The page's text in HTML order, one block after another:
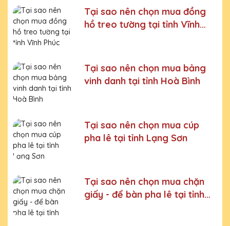
Bước 5: Gửi hàng cho khách
Bước 6: Gọi điện xác nhận với khách hàng
Chúng tôi luôn tuân thủ quy trình làm việc chuyên nghiệp
Kỷ niệm chương pha lê uy tín, chất lượng số một thị
trường Miền Bắc
Chúng tôi là đơn vị sản xuất trực tiếp, uy tín, giá rẻ. Nhận
sản xuất theo ý tưởng của khách hàng.
Quà tặng Cúp Pha Lê Hà Nội QTG cung cấp tới Quý
khách hàng thành phẩm bao gồm hộp xi lót lụa vàng,
với 2 màu lựa chọn xanh hoặc đỏ làm tăng thêm tính
trang trọng cho sản phẩm.
Sản phẩm được làm từ chất liệu pha lê vô cùng tinh tế,
sang trọng, gửi đến người nhận những ý nghĩa to lớn:
- Vinh danh cá nhân, tập thể đạt thành tích xuất sắc
Tại sao nên chọn mua đồng
hồ treo tường tại tỉnh Vĩnh
Tại sao nên chọn mua bảng
vinh danh tại tỉnh Hoà Bình
Tại sao nên chọn mua cúp
pha lê tại tỉnh Lạng Sơn
Tại sao nên chọn mua chặn
giấy - để bàn pha lê tại tỉnh